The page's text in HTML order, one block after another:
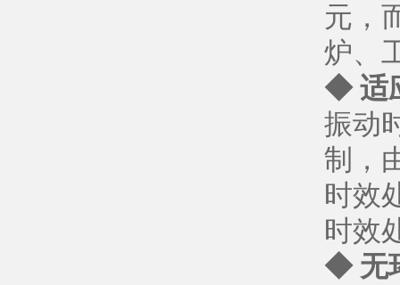
元，
炉、
◆ 适
振动
制，
时效
时效
◆ 无